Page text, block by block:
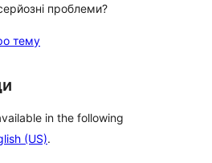
проблеми?
тему
in the following
(US).